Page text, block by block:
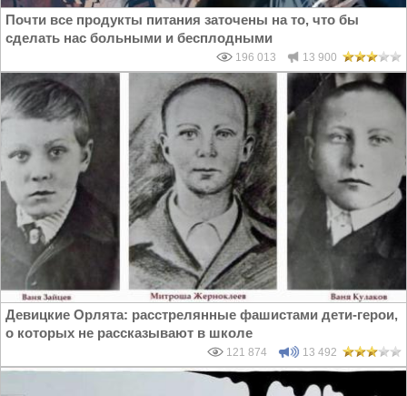
Почти все продукты питания заточены на то, что бы
сделать нас больными и бесплодными
196 013 13 900
Девицкие Орлята: расстрелянные фашистами дети-герои,
о которых не рассказывают в школе
121 874 13 492